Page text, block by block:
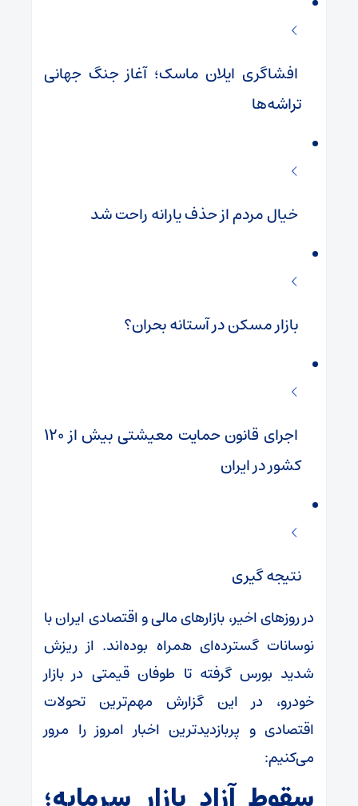
افشاگری ایلان ماسک؛ آغاز جنگ جهانی
تراشه‌ها
خیال مردم از حذف یارانه راحت شد
بازار مسکن در آستانه بحران؟
اجرای قانون حمایت معیشتی بیش از ۱۲۰
کشور در ایران
نتیجه گیری
در روزهای اخیر، بازارهای مالی و اقتصادی ایران با
نوسانات گسترده‌ای همراه بوده‌اند. از ریزش
شدید بورس گرفته تا طوفان قیمتی در بازار
خودرو، در این گزارش مهم‌ترین تحولات
اقتصادی و پربازدیدترین اخبار امروز را مرور
می‌کنیم: